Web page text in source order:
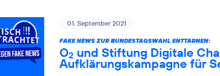
01. September 2021
FAKE NEWS ZUR BUNDESTAGSWAHL ENTTARNEN:
O2 und Stiftung Digitale
Aufklärungskampagne für